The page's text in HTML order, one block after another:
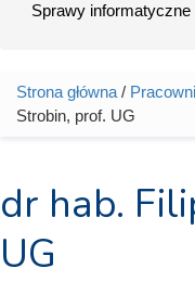
Sprawy informatyczne
Jesteś tutaj
Strona główna /
Strobin, prof. UG
dr hab.
UG